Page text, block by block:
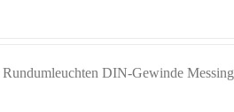
DIN-Gewinde Messing